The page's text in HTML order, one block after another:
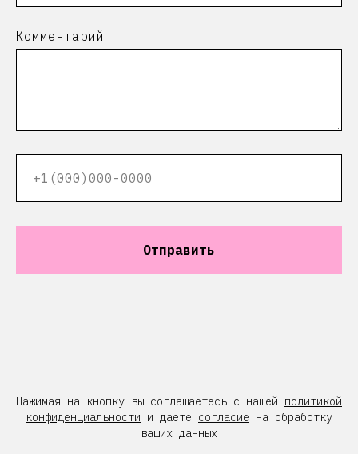
Комментарий
Отправить
Нажимая на кнопку вы соглашаетесь с нашей политикой
конфиденциальности и даете согласие на обработку
ваших данных